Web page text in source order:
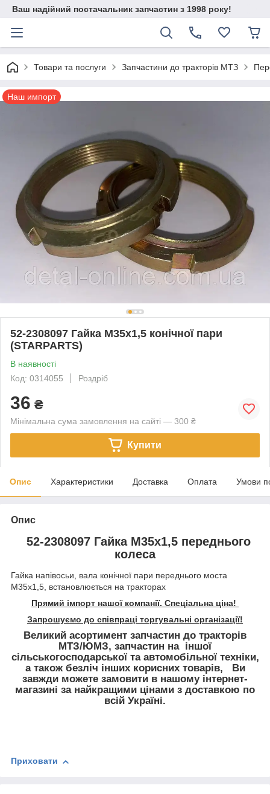
Ваш надійний постачальник запчастин з 1998 року!
Товари та послуги Запчастини до тракторів МТЗ
Наш импорт
52-2308097 Гайка М35х1,5 конічної пари
(STARPARTS)
В наявності
Код: 0314055
Роздріб
36 ₴
Мінімальна сума замовлення на сайті — 300 ₴
Купити
Опис Характеристики Доставка Оплата Умови
Опис
52-2308097 Гайка М35х1,5 переднього
колеса
Гайка напівосьи, вала конічної пари переднього моста
М35х1,5, встановлюється на тракторах
Прямий імпорт нашої компанії. Спеціальна ціна!
Запрошуємо до співпраці торгувальні організації!
Великий асортимент запчастин до тракторів
МТЗ/ЮМЗ, запчастин на іншої
сільськогосподарської та автомобільної техніки,
а також безліч інших корисних товарів, Ви
завжди можете замовити в нашому інтернет-
магазині за найкращими цінами з доставкою по
всій Україні.
Приховати